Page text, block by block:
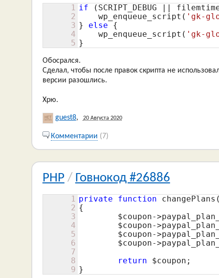
1
2
3
4
5
if (SCRIPT_DEBUG ||
    wp_enqueue_script(
'gk-
} else {
    wp_enqueue_script(
'gk-
}
Обосрался.
Сделал, чтобы после правок скрипта не
версии разошлись.
Хрю.
guest8, 20 Августа 2020
Комментарии (7)
PHP / Говнокод #26886
1
2
3
4
5
6
7
8
9
private function
{
$coupon-
$coupon-
$coupon-
$coupon-
return
$coupon ;
}